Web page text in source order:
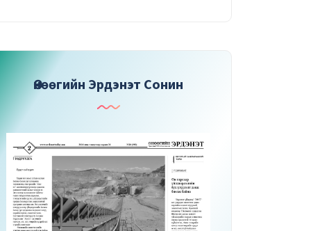
Өнөөгийн Эрдэнэт Сонин